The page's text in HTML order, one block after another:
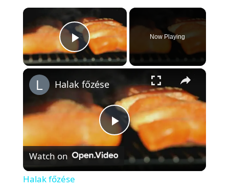
×
Play Video
Now Playing
×
P
l
Halak főzése
Watch on
Halak főzése